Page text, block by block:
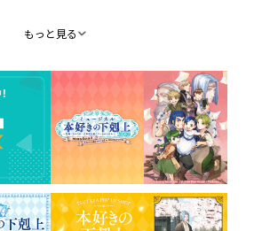
ー誕生！（計６種）
、ベンノを加えた、ちびキャラの
ました。鈴華イラスト版と同様
付属のスタンドで飾ることも可
出が蘇る、かわいい６人をコンプリ
樹脂
もっと見る